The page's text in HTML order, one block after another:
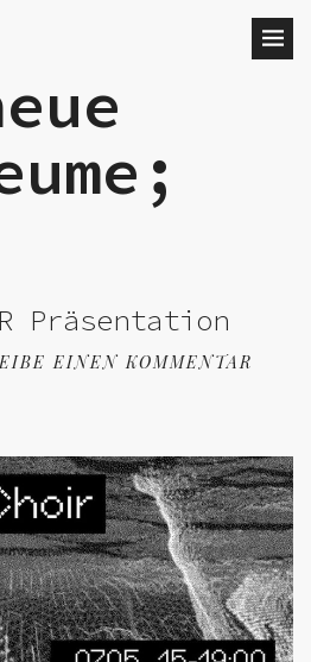
Präsentation
EINEN KOMMENTAR